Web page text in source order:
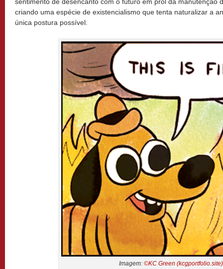
criando uma espécie de existencialismo que tenta naturalizar a
única postura possível.
Imagem: ©KC Green (kcgportfolio.site)